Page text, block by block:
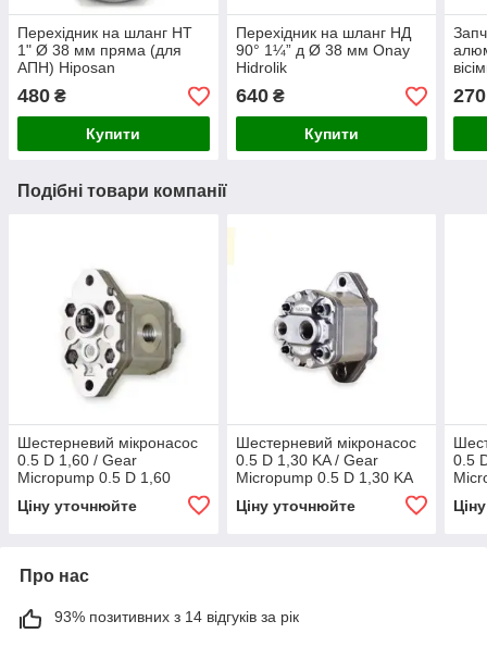
Перехідник на шланг НТ
1" Ø 38 мм пряма (для
АПН) Hiposan
480 ₴
Купити
Перехідник на шланг НД
90° 1¼” д Ø 38 мм Onay
Hidrolik
640₴
Купити
270
Подібні товари компанії
Шестерневий мікронасос
0.5 D 1,60 / Gear
Micropump 0.5 D 1,60
Ціну уточнюйте
Шестерневий мікронасос
0.5 D 1,30 KA / Gear
Micropump 0.5 D 1,30 KA
Ціну уточнюйте
0.5
Про нас
93% позитивних з 14 відгуків за рік